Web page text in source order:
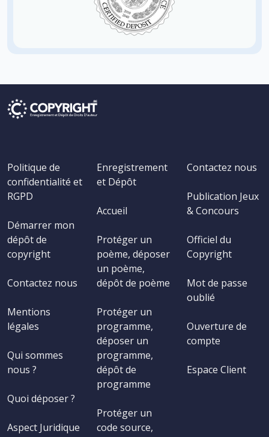
Politique de
confidentialité et
RGPD
Démarrer mon
dépôt de
copyright
Contactez nous
Mentions
légales
Qui sommes
nous ?
Quoi déposer ?
Aspect Juridique
Enregistrement
et Dépôt
Accueil
Protéger un
poème, déposer
un poème,
dépôt de poème
Protéger un
programme,
déposer un
programme,
dépôt de
programme
Protéger un
code source,
Contactez nous
Publication Jeux
& Concours
Officiel du
Copyright
Mot de passe
oublié
Ouverture de
compte
Espace Client